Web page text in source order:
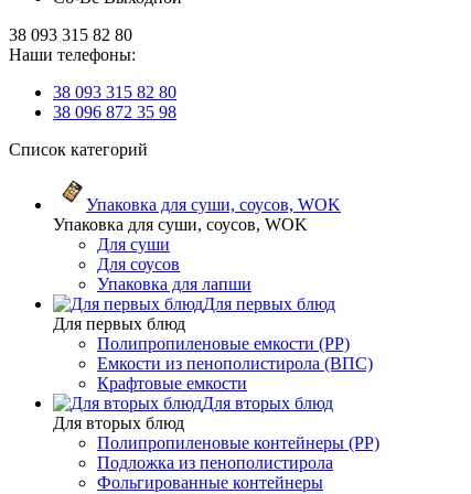
38 093 315 82 80
Наши телефоны:
38 093 315 82 80
38 096 872 35 98
Список категорий
Упаковка для суши, соусов, WOK
Упаковка для суши, соусов, WOK
Для суши
Для соусов
Упаковка для лапши
Для первых блюд
Для первых блюд
Полипропиленовые емкости (PP)
Емкости из пенополистирола (ВПС)
Крафтовые емкости
Для вторых блюд
Для вторых блюд
Полипропиленовые контейнеры (PP)
Подложка из пенополистирола
Фольгированные контейнеры